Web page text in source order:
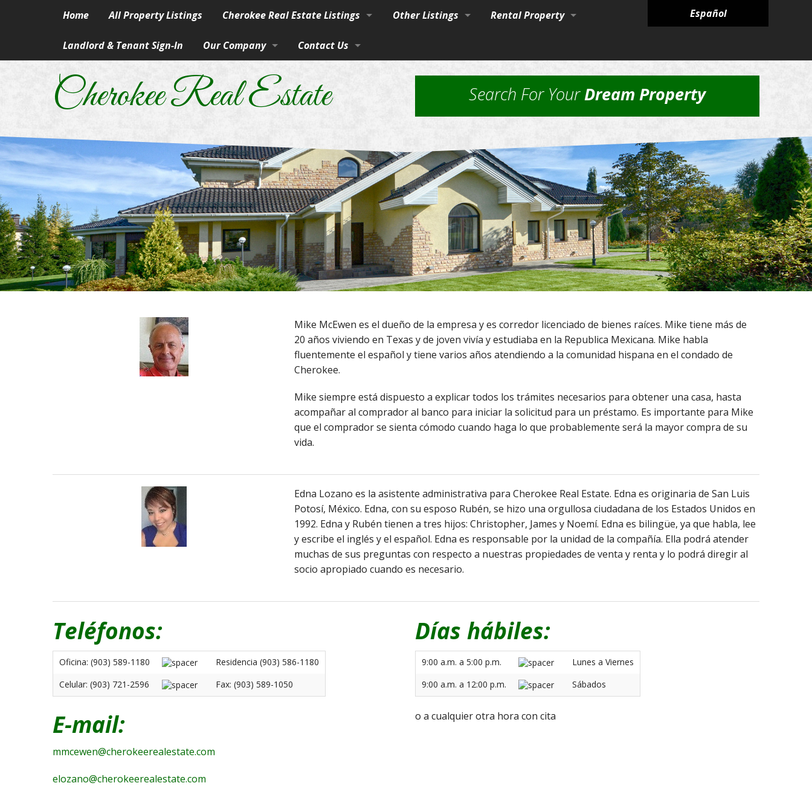
Home All Property Listings Cherokee Real Estate Listings
Homes in Town
Rural & Suburban Homes, Farms & Ranches
Lake Property
Lots
Commercial & Investment
Manufactured Housing & Homes to Be Moved
Other Listings
Residential Lots
Rural Acreage
Commercial Properties
Rental Property
Application
Landlord & Tenant Sign-In Our Company
Our Skills & Services
Our People
A Career In Real Estate
Real Estate Articles
Information About Brokerage Services
Contact Us
Español
Cherokee Real Estate Search For YourDream Property
Mike McEwen es el dueño de la empresa y es corredor licenciado de bienes raíces. Mike tiene más de
20 años viviendo en Texas y de joven vivía y estudiaba en la Republica Mexicana. Mike habla
fluentemente el español y tiene varios años atendiendo a la comunidad hispana en el condado de
Cherokee.
Mike siempre está dispuesto a explicar todos los trámites necesarios para obtener una casa, hasta
acompañar al comprador al banco para iniciar la solicitud para un préstamo. Es importante para Mike
que el comprador se sienta cómodo cuando haga lo que probablemente será la mayor compra de su
vida.
Edna Lozano es la asistente administrativa para Cherokee Real Estate. Edna es originaria de San Luis
Potosí, México. Edna, con su esposo Rubén, se hizo una orgullosa ciudadana de los Estados Unidos en
1992. Edna y Rubén tienen a tres hijos: Christopher, James y Noemí. Edna es bilingüe, ya que habla, lee
y escribe el inglés y el español. Edna es responsable por la unidad de la compañía. Ella podrá atender
muchas de sus preguntas con respecto a nuestras propiedades de venta y renta y lo podrá diregir al
socio apropiado cuando es necesario.
Teléfonos:
Oficina: (903) 589-1180
Residencia (903) 586-1180
Celular: (903) 721-2596
Fax: (903) 589-1050
E-mail:
mmcewen@cherokeerealestate.com
elozano@cherokeerealestate.com
Días hábiles:
9:00 a.m. a 5:00 p.m.
Lunes a Viernes
9:00 a.m. a 12:00 p.m.
Sábados
o a cualquier otra hora con cita